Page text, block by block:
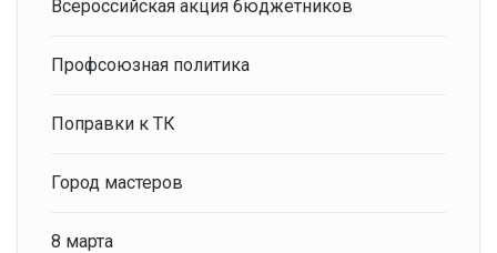
Всероссийская акция бюджетников
Профсоюзная политика
Поправки к ТК
Город мастеров
8 марта